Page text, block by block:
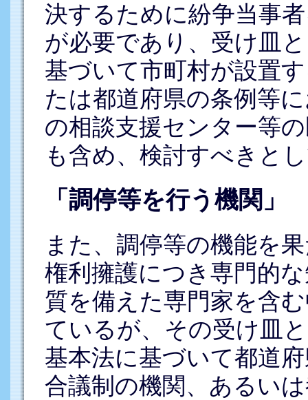
決するために紛争当事
が必要であり、受け皿
基づいて市町村が設置
たは都道府県の条例等
の相談支援センター等
も含め、検討すべきと
「調停等を行う機関」
また、調停等の機能を
権利擁護につき専門的
質を備えた専門家を含
ているが、その受け皿
基本法に基づいて都道
合議制の機関、あるい